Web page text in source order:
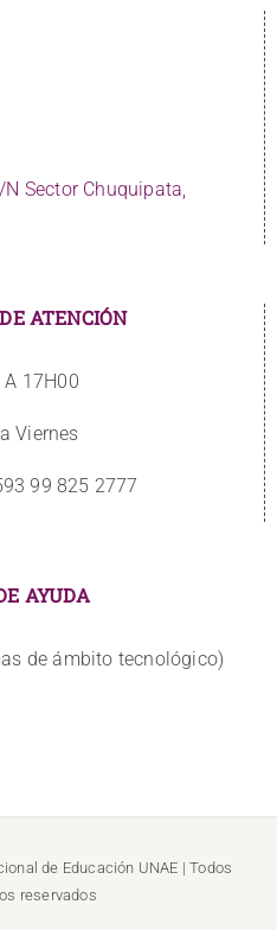
Sector Chuquipata,
ATENCIÓN
A 17H00
Viernes
99 825 2777
AYUDA
de ámbito tecnológico)
de Educación UNAE | Todos
reservados